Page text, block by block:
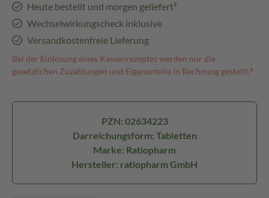
Heute bestellt und morgen geliefert³
Wechselwirkungscheck inklusive
Versandkostenfreie Lieferung
Bei der Einlösung eines Kassenrezeptes werden nur die
gesetzlichen Zuzahlungen und Eigenanteile in Rechnung gestellt.⁴
PZN: 02634223
Darreichungsform: Tabletten
Marke: Ratiopharm
Hersteller: ratiopharm GmbH